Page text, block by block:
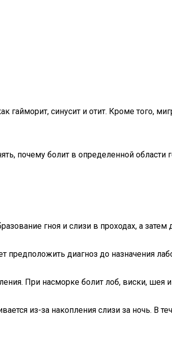
гайморит, синусит и отит. Кроме того,
почему болит в определенной области
гноя и слизи в проходах, а
предположить диагноз до назначения
При насморке болит лоб, виски, шея
из-за накопления слизи за ночь. В